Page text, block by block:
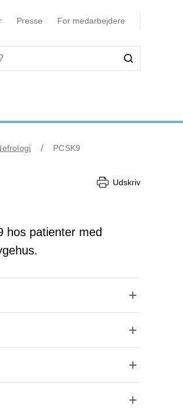
Presse For medarbejdere
PCSK9
Udskriv
hos patienter med